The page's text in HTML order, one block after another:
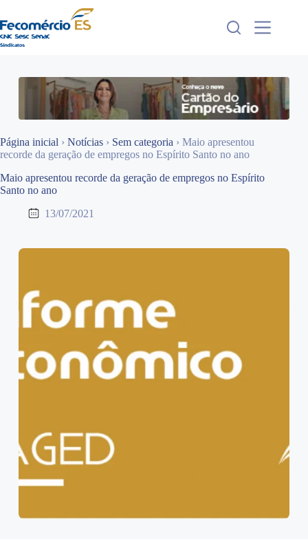
para
o
conteúdo
Página inicial › Notícias › Sem categoria › Maio apresentou
recorde da geração de empregos no Espírito Santo no ano
Maio apresentou recorde da geração de empregos no Espírito
Santo no ano
13/07/2021